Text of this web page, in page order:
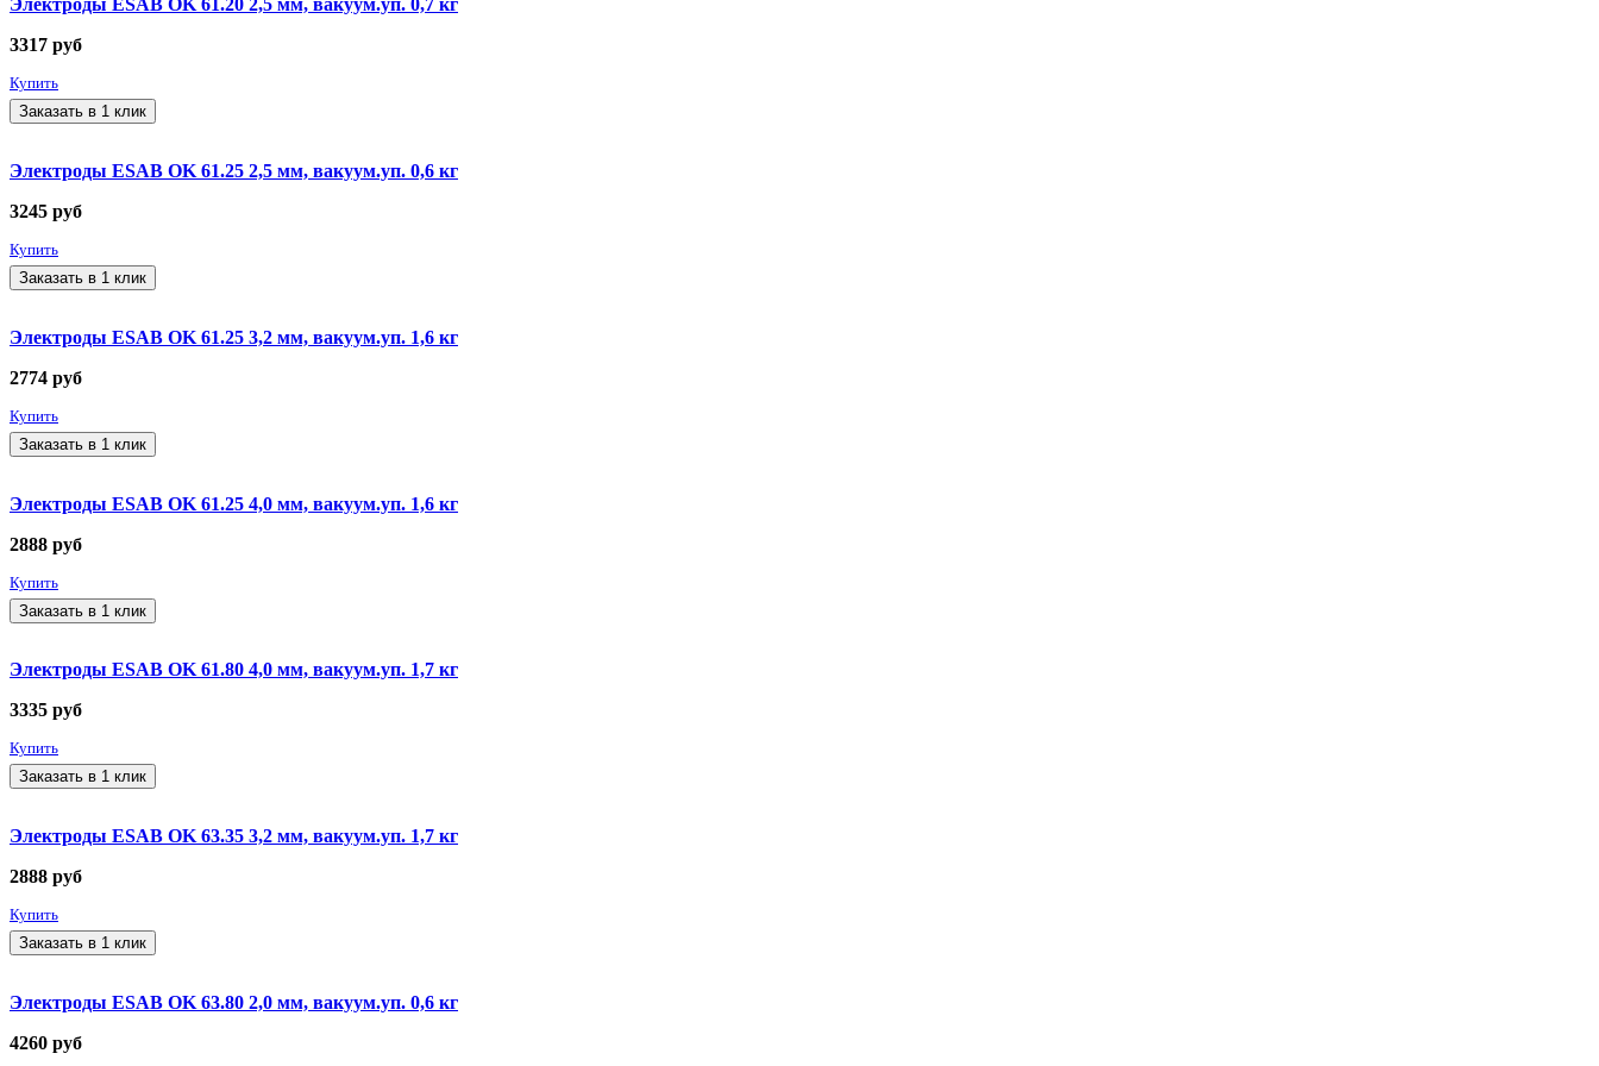
Электроды ESAB OK 61.20 2,5 мм, вакуум.уп. 0,7 кг
3317 руб
Купить
Заказать в 1 клик
Электроды ESAB OK 61.25 2,5 мм, вакуум.уп. 0,6 кг
3245 руб
Купить
Заказать в 1 клик
Электроды ESAB OK 61.25 3,2 мм, вакуум.уп. 1,6 кг
2774 руб
Купить
Заказать в 1 клик
Электроды ESAB OK 61.25 4,0 мм, вакуум.уп. 1,6 кг
2888 руб
Купить
Заказать в 1 клик
Электроды ESAB OK 61.80 4,0 мм, вакуум.уп. 1,7 кг
3335 руб
Купить
Заказать в 1 клик
Электроды ESAB OK 63.35 3,2 мм, вакуум.уп. 1,7 кг
2888 руб
Купить
Заказать в 1 клик
Электроды ESAB OK 63.80 2,0 мм, вакуум.уп. 0,6 кг
4260 руб